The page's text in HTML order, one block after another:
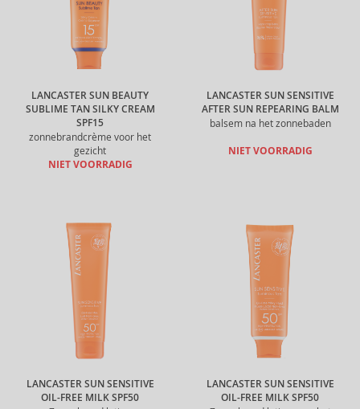
LANCASTER SUN BEAUTY
SUBLIME TAN SILKY CREAM
SPF15
zonnebrandcrème voor het
gezicht
NIET VOORRADIG
LANCASTER SUN SENSITIVE
AFTER SUN REPEARING BALM
balsem na het zonnebaden
NIET VOORRADIG
LANCASTER SUN SENSITIVE
OIL-FREE MILK SPF50
LANCASTER SUN SENSITIVE
OIL-FREE MILK SPF50